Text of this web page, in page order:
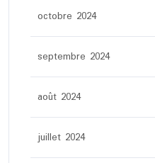
octobre 2024
septembre 2024
août 2024
juillet 2024